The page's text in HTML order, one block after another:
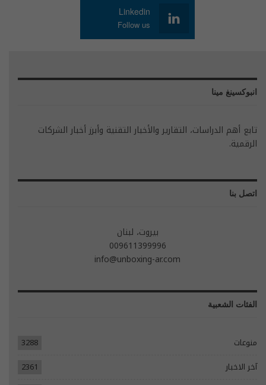
Linkedin
Follow us
انبوكسينغ مينا
تابع أهم الدراسات، التقارير والأخبار التقنية وأبرز أخبار الشركات
الرقمية.
اتصل بنا
بيروت، لبنان
009611399996
info@unboxing-ar.com
الفئات الشعبية
منوعات
3288
آخر الاخبار
2361